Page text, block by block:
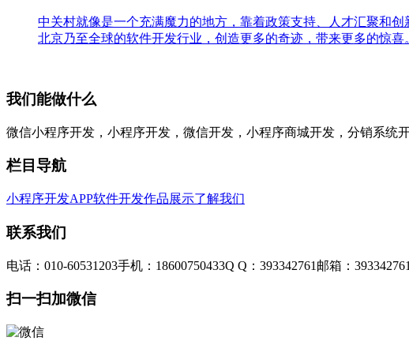
中关村就像是一个充满魔力的地方，靠着政策支持、人才汇聚和
北京乃至全球的软件开发行业，创造更多的奇迹，带来更多的惊喜
我们能做什么
微信小程序开发，小程序开发，微信开发，小程序商城开发，分销系统
栏目导航
小程序开发APP软件开发作品展示了解我们
联系我们
电话：010-60531203手机：18600750433Q Q：393342761 邮箱：
扫一扫加微信